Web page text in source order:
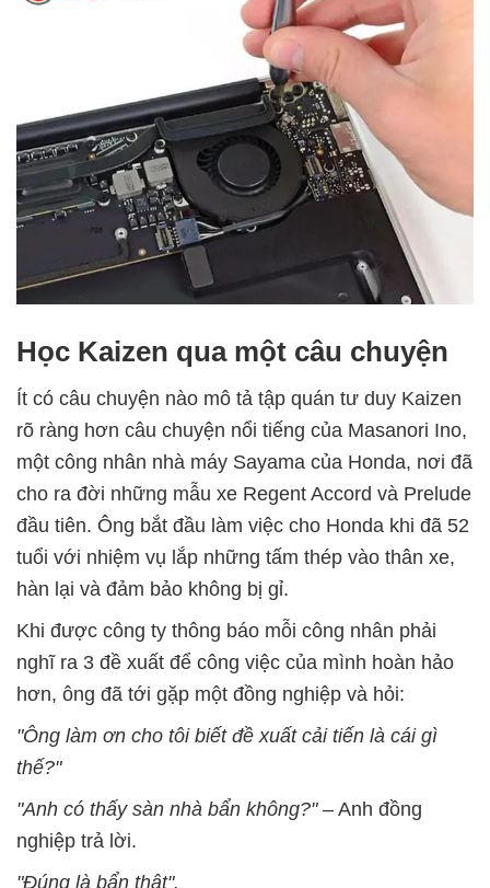
Học Kaizen qua một câu chuyện
Ít có câu chuyện nào mô tả tập quán tư duy Kaizen
rõ ràng hơn câu chuyện nổi tiếng của Masanori Ino,
một công nhân nhà máy Sayama của Honda, nơi đã
cho ra đời những mẫu xe Regent Accord và Prelude
đầu tiên. Ông bắt đầu làm việc cho Honda khi đã 52
tuổi với nhiệm vụ lắp những tấm thép vào thân xe,
hàn lại và đảm bảo không bị gỉ.
Khi được công ty thông báo mỗi công nhân phải
nghĩ ra 3 đề xuất để công việc của mình hoàn hảo
hơn, ông đã tới gặp một đồng nghiệp và hỏi:
"Ông làm ơn cho tôi biết đề xuất cải tiến là cái gì
thế?"
"Anh có thấy sàn nhà bẩn không?"– Anh đồng
nghiệp trả lời.
"Đúng là bẩn thật".